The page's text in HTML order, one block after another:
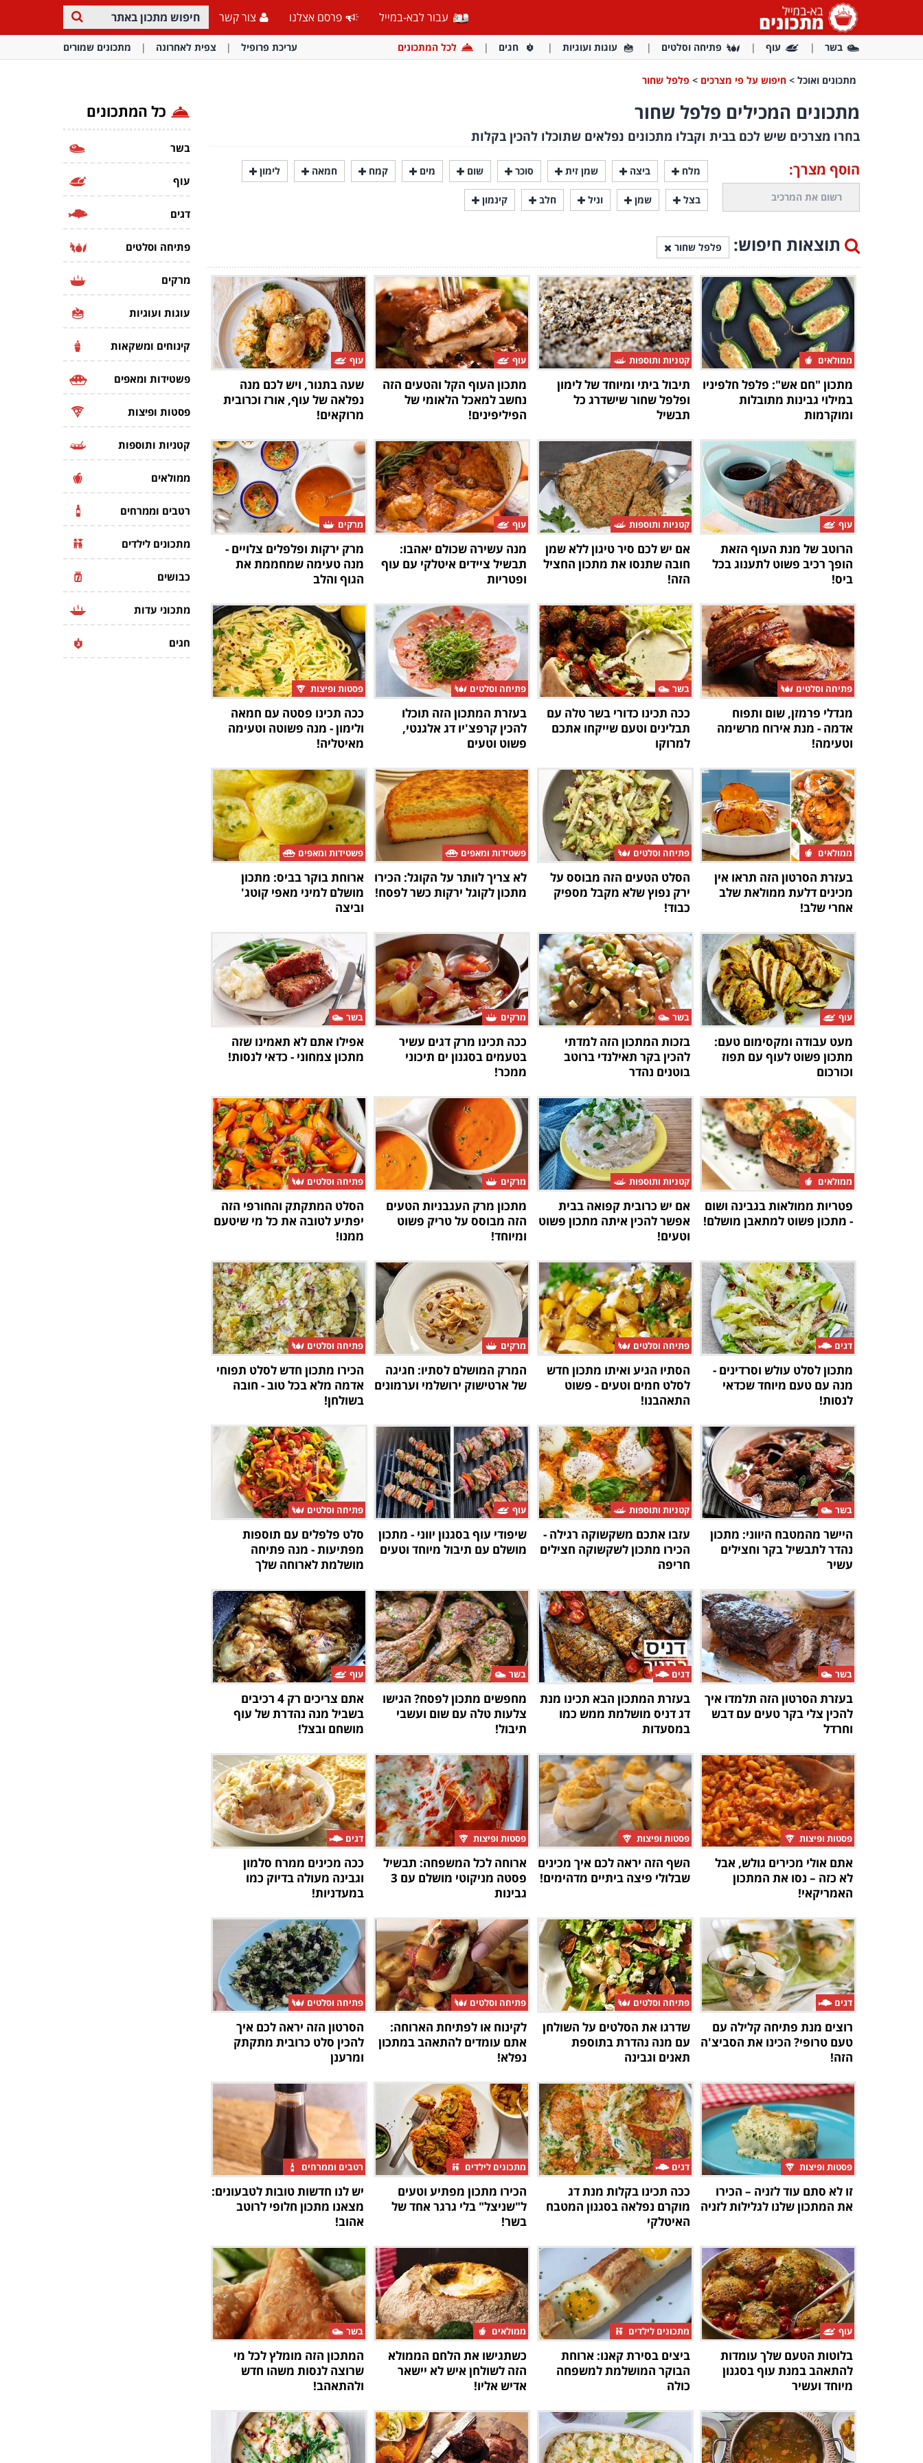
עבור לבא-במייל פרסם אצלנו צור קשר
בשר עוף פתיחה וסלטים עוגות ועוגיות חגים לכל המתכונים עריכת פרופיל צפית לאחרונה מתכונים שמורים
מתכונים ואוכל > חיפוש על פי מצרכים > פלפל שחור
מתכונים המכילים פלפל שחור
בחרו מצרכים שיש לכם בבית וקבלו מתכונים נפלאים שתוכלו להכין בקלות
הוסף מצרך: מלח ביצה שמן זית סוכר שום מים קמח חמאה לימון
בצל שמן וניל חלב קינמון
תוצאות חיפוש: פלפל שחור
ממולאים
מתכון "חם אש": פלפל חלפיניו
במילוי גבינות מתובלות
ומוקרמות
קטניות ותוספות
תיבול ביתי ומיוחד של לימון
ופלפל שחור שישדרג כל
תבשיל
עוף
מתכון העוף הקל והטעים הזה
נחשב למאכל הלאומי של
הפיליפינים!
עוף
שעה בתנור, ויש לכם מנה
נפלאה של עוף, אורז וכרובית
מרוקאים!
עוף
הרוטב של מנת העוף הזאת
הופך רכיב פשוט לתענוג בכל
ביס!
קטניות ותוספות
אם יש לכם סיר טיגון ללא שמן
חובה שתנסו את מתכון החציל
הזה!
עוף
מנה עשירה שכולם יאהבו:
תבשיל ציידים איטלקי עם עוף
ופטריות
מרקים
מרק ירקות ופלפלים צלויים -
מנה טעימה שמחממת את
הגוף והלב
פתיחה וסלטים
מגדלי פרמזן, שום ותפוח
אדמה - מנת אירוח מרשימה
וטעימה!
בשר
ככה תכינו כדורי בשר טלה עם
תבלינים וטעם שייקחו אתכם
למרוקו
פתיחה וסלטים
בעזרת המתכון הזה תוכלו
להכין קרפצ'יו דג אלגנטי,
פשוט וטעים
פסטות ופיצות
ככה תכינו פסטה עם חמאה
ולימון - מנה פשוטה וטעימה
מאיטליה!
ממולאים
בעזרת הסרטון הזה תראו אין
מכינים דלעת ממולאת שלב
אחרי שלב!
פתיחה וסלטים
הסלט הטעים הזה מבוסס על
ירק נפוץ שלא מקבל מספיק
כבוד!
פשטידות ומאפים
לא צריך לוותר על הקוגל: הכירו
מתכון לקוגל ירקות כשר לפסח!
פשטידות ומאפים
ארוחת בוקר בביס: מתכון
מושלם למיני מאפי קוטג'
וביצה
עוף
מעט עבודה ומקסימום טעם:
מתכון פשוט לעוף עם תפוז
וכורכום
בשר
בזכות המתכון הזה למדתי
להכין בקר תאילנדי ברוטב
בוטנים נהדר
מרקים
ככה תכינו מרק דגים עשיר
בטעמים בסגנון ים תיכוני
ממכר!
בשר
אפילו אתם לא תאמינו שזה
מתכון צמחוני - כדאי לנסות!
ממולאים
פטריות ממולאות בגבינה ושום
- מתכון פשוט למתאבן מושלם!
קטניות ותוספות
אם יש כרובית קפואה בבית
אפשר להכין איתה מתכון פשוט
וטעים!
מרקים
מתכון מרק העגבניות הטעים
הזה מבוסס על טריק פשוט
ומיוחד!
פתיחה וסלטים
הסלט המתקתק והחורפי הזה
יפתיע לטובה את כל מי שיטעם
ממנו!
דגים
מתכון לסלט עולש וסרדינים -
מנה עם טעם מיוחד שכדאי
לנסות!
פתיחה וסלטים
הסתיו הגיע ואיתו מתכון חדש
לסלט חמים וטעים - פשוט
התאהבנו!
מרקים
המרק המושלם לסתיו: חגיגה
של ארטישוק ירושלמי וערמונים
פתיחה וסלטים
הכירו מתכון חדש לסלט תפוחי
אדמה מלא בכל טוב - חובה
בשולחן!
בשר
היישר מהמטבח היווני: מתכון
נהדר לתבשיל בקר וחצילים
עשיר
קטניות ותוספות
עזבו אתכם משקשוקה רגילה -
הכירו מתכון לשקשוקה חצילים
חריפה
עוף
שיפודי עוף בסגנון יווני - מתכון
מושלם עם תיבול מיוחד וטעים
פתיחה וסלטים
סלט פלפלים עם תוספות
מפתיעות - מנה פתיחה
מושלמת לארוחה שלך
בשר
בעזרת הסרטון הזה תלמדו איך
להכין צלי בקר טעים עם דבש
וחרדל
דגים
בעזרת המתכון הבא תכינו מנת
דג דניס מושלמת ממש כמו
במסעדות
בשר
מחפשים מתכון לפסח? הגישו
צלעות טלה עם שום ועשבי
תיבול!
עוף
אתם צריכים רק 4 רכיבים
בשביל מנה נהדרת של עוף
מושחם ובצל!
פסטות ופיצות
אתם אולי מכירים גולש, אבל
לא כזה – נסו את המתכון
האמריקאי!
פסטות ופיצות
השף הזה יראה לכם איך מכינים
שבלולי פיצה ביתיים מדהימים!
פסטות ופיצות
ארוחה לכל המשפחה: תבשיל
פסטה מניקוטי מושלם עם 3
גבינות
דגים
ככה מכינים ממרח סלמון
וגבינה מעולה בדיוק כמו
במעדניות!
דגים
רוצים מנת פתיחה קלילה עם
טעם טרופי? הכינו את הסביצ'ה
הזה!
פתיחה וסלטים
שדרגו את הסלטים על השולחן
עם מנה נהדרת בתוספת
תאנים וגבינה
פתיחה וסלטים
לקינוח או לפתיחת הארוחה:
אתם עומדים להתאהב במתכון
נפלא!
פתיחה וסלטים
הסרטון הזה יראה לכם איך
להכין סלט כרובית מתקתק
ומרענן
פסטות ופיצות
זו לא סתם עוד לזניה – הכירו
את המתכון שלנו לגלילות לזניה
דגים
ככה תכינו בקלות מנת דג
מוקרם נפלאה בסגנון המטבח
האיטלקי
מתכונים לילדים
הכירו מתכון מפתיע וטעים
ל"שניצל" בלי גרגר אחד של
בשר!
רטבים וממרחים
יש לנו חדשות טובות לטבעונים:
מצאנו מתכון חלופי לרוטב
אהוב!
עוף
בלוטות הטעם שלך עומדות
להתאהב במנת עוף בסגנון
מיוחד ועשיר
מתכונים לילדים
ביצים בסירת קאנו: ארוחת
הבוקר המושלמת למשפחה
כולה
ממולאים
כשתגישו את הלחם הממולא
הזה לשולחן איש לא יישאר
אדיש אליו!
בשר
המתכון הזה מומלץ לכל מי
שרוצה לנסות משהו חדש
ולהתאהב!
כל המתכונים
בשר
עוף
דגים
פתיחה וסלטים
מרקים
עוגות ועוגיות
קינוחים ומשקאות
פשטידות ומאפים
פסטות ופיצות
קטניות ותוספות
ממולאים
רטבים וממרחים
מתכונים לילדים
כבושים
מתכוני עדות
חגים